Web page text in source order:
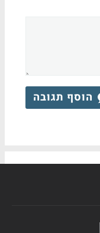
הוסף תגובה